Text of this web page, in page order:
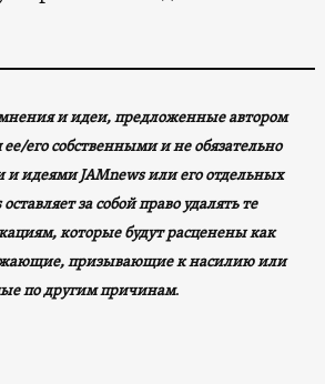
и идеи, предложенные автором
его собственными и не обязательно
идеями JAMnews или его отдельных
за собой право удалять те
которые будут расценены как
призывающие к насилию или
по другим причинам.